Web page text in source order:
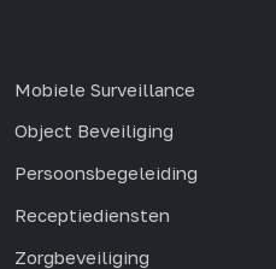
Mobiele Surveillance
Object Beveiliging
Persoonsbegeleiding
Receptiediensten
Zorgbeveiliging